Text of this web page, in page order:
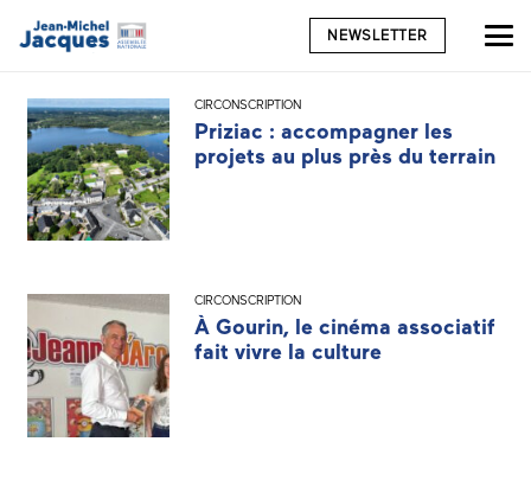
NEWSLETTER
CIRCONSCRIPTION
Priziac : accompagner les
projets au plus près du terrain
CIRCONSCRIPTION
À Gourin, le cinéma associatif
fait vivre la culture